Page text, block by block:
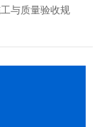
与质量验收规